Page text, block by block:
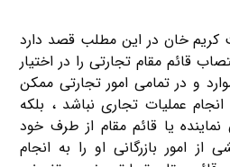
خان در این مطلب قصد دارد
قائم مقام تجارتی را در اختیار
و در تمامی امور تجارتی ممکن
عملیات تجاری نباشد ، بلکه
یا قائم مقام از طرف خود
امور بازرگانی او را به انجام